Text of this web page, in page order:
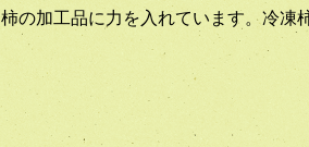
柿の加工品に力を入れています。冷凍